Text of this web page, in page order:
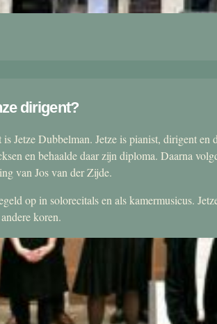
dirigent?
Jetze Dubbelman. Jetze is pianist, dirigent
en behaalde daar zijn diploma. Daarna
van Jos van der Zijde.
op in solorecitals en als kamermusicus.
koren.